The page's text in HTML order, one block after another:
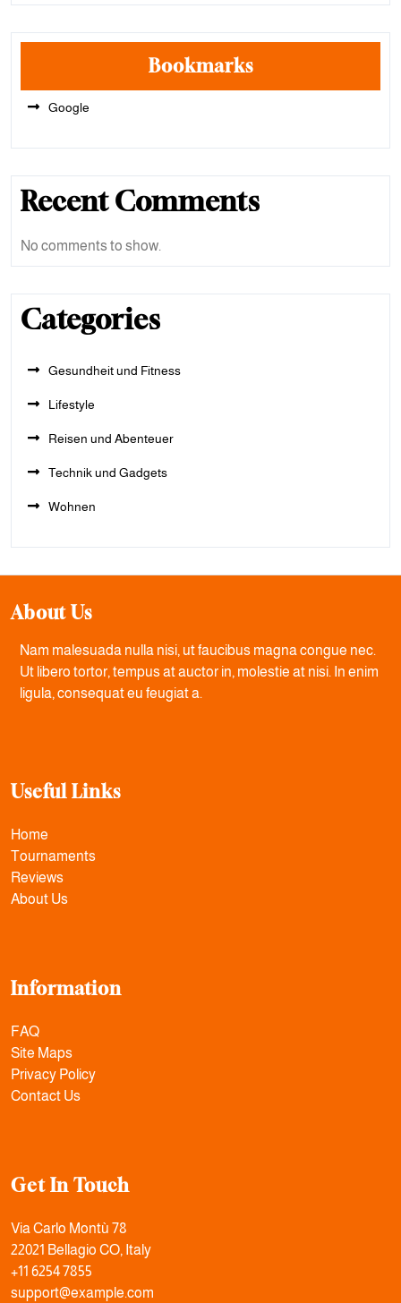
Bookmarks
Google
Recent Comments
No comments to show.
Categories
Gesundheit und Fitness
Lifestyle
Reisen und Abenteuer
Technik und Gadgets
Wohnen
About Us
Nam malesuada nulla nisi, ut faucibus magna congue nec.
Ut libero tortor, tempus at auctor in, molestie at nisi. In enim
ligula, consequat eu feugiat a.
Useful Links
Home
Tournaments
Reviews
About Us
Information
FAQ
Site Maps
Privacy Policy
Contact Us
Get In Touch
Via Carlo Montù 78
22021 Bellagio CO, Italy
+11 6254 7855
support@example.com